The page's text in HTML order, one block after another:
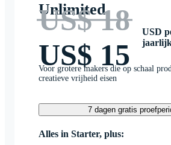
Unlimited
US$ 18
US$ 15
USD
Voor grotere makers die op schaal
creatieve vrijheid eisen
7 dagen gratis
Alles in Starter, plus: